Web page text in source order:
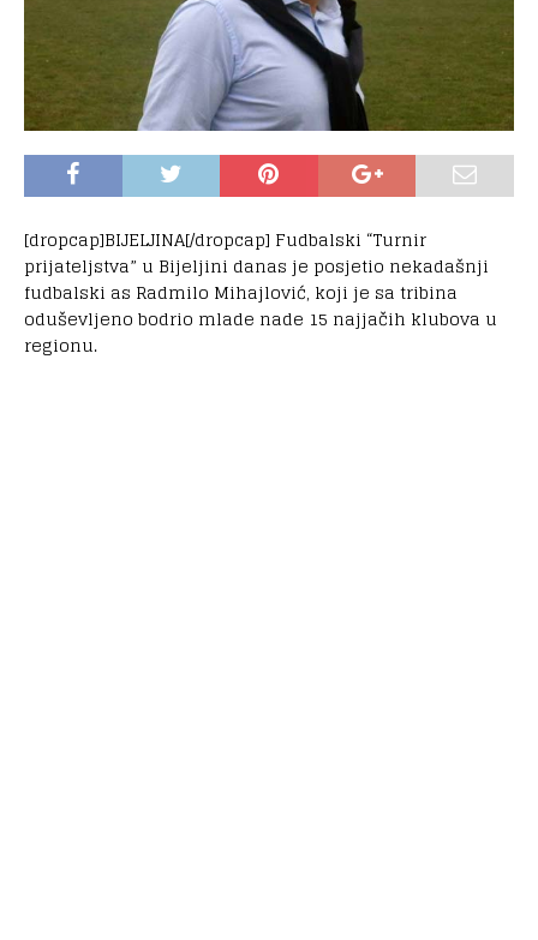
[dropcap]BIJELJINA[/dropcap] Fudbalski “Turnir
prijateljstva” u Bijeljini danas je posjetio nekadašnji
fudbalski as Radmilo Mihajlović, koji je sa tribina
oduševljeno bodrio mlade nade 15 najjačih klubova u
regionu.